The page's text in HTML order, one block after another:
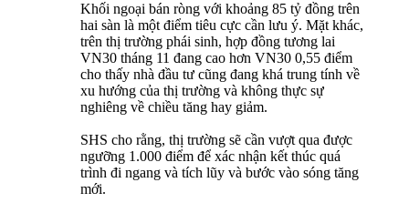
Khối ngoại bán ròng với khoảng 85 tỷ đồng trên
hai sàn là một điểm tiêu cực cần lưu ý. Mặt khác,
trên thị trường phái sinh, hợp đồng tương lai
VN30 tháng 11 đang cao hơn VN30 0,55 điểm
cho thấy nhà đầu tư cũng đang khá trung tính về
xu hướng của thị trường và không thực sự
nghiêng về chiều tăng hay giảm.
SHS cho rằng, thị trường sẽ cần vượt qua được
ngưỡng 1.000 điểm để xác nhận kết thúc quá
trình đi ngang và tích lũy và bước vào sóng tăng
mới.